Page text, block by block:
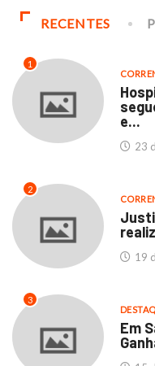
RECENTES
1
e...
23
2
19
3
Em